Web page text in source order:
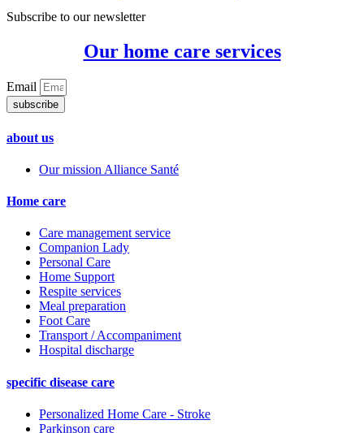
Subscribe to our newsletter
Our home care services
Email
subscribe
about us
Our mission Alliance Santé
Home care
Care management service
Companion Lady
Personal Care
Home Support
Respite services
Meal preparation
Foot Care
Transport / Accompaniment
Hospital discharge
specific disease care
Personalized Home Care - Stroke
Parkinson care